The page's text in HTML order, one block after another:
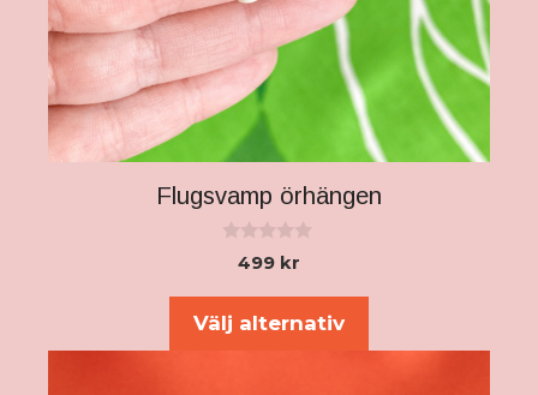
Flugsvamp örhängen
499 kr
Välj alternativ